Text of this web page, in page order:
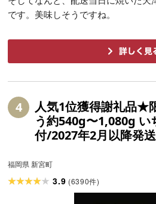
です。美味しそうですね。
4
人気1位獲得謝礼品★
う約540g〜1,080g い
付/2027年2月以降発
福岡県 新宮町
3.9 (6390件)